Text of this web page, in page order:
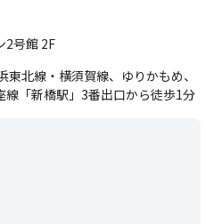
2号館 2F
北線・横須賀線、ゆりかもめ、
「新橋駅」3番出口から徒歩1分